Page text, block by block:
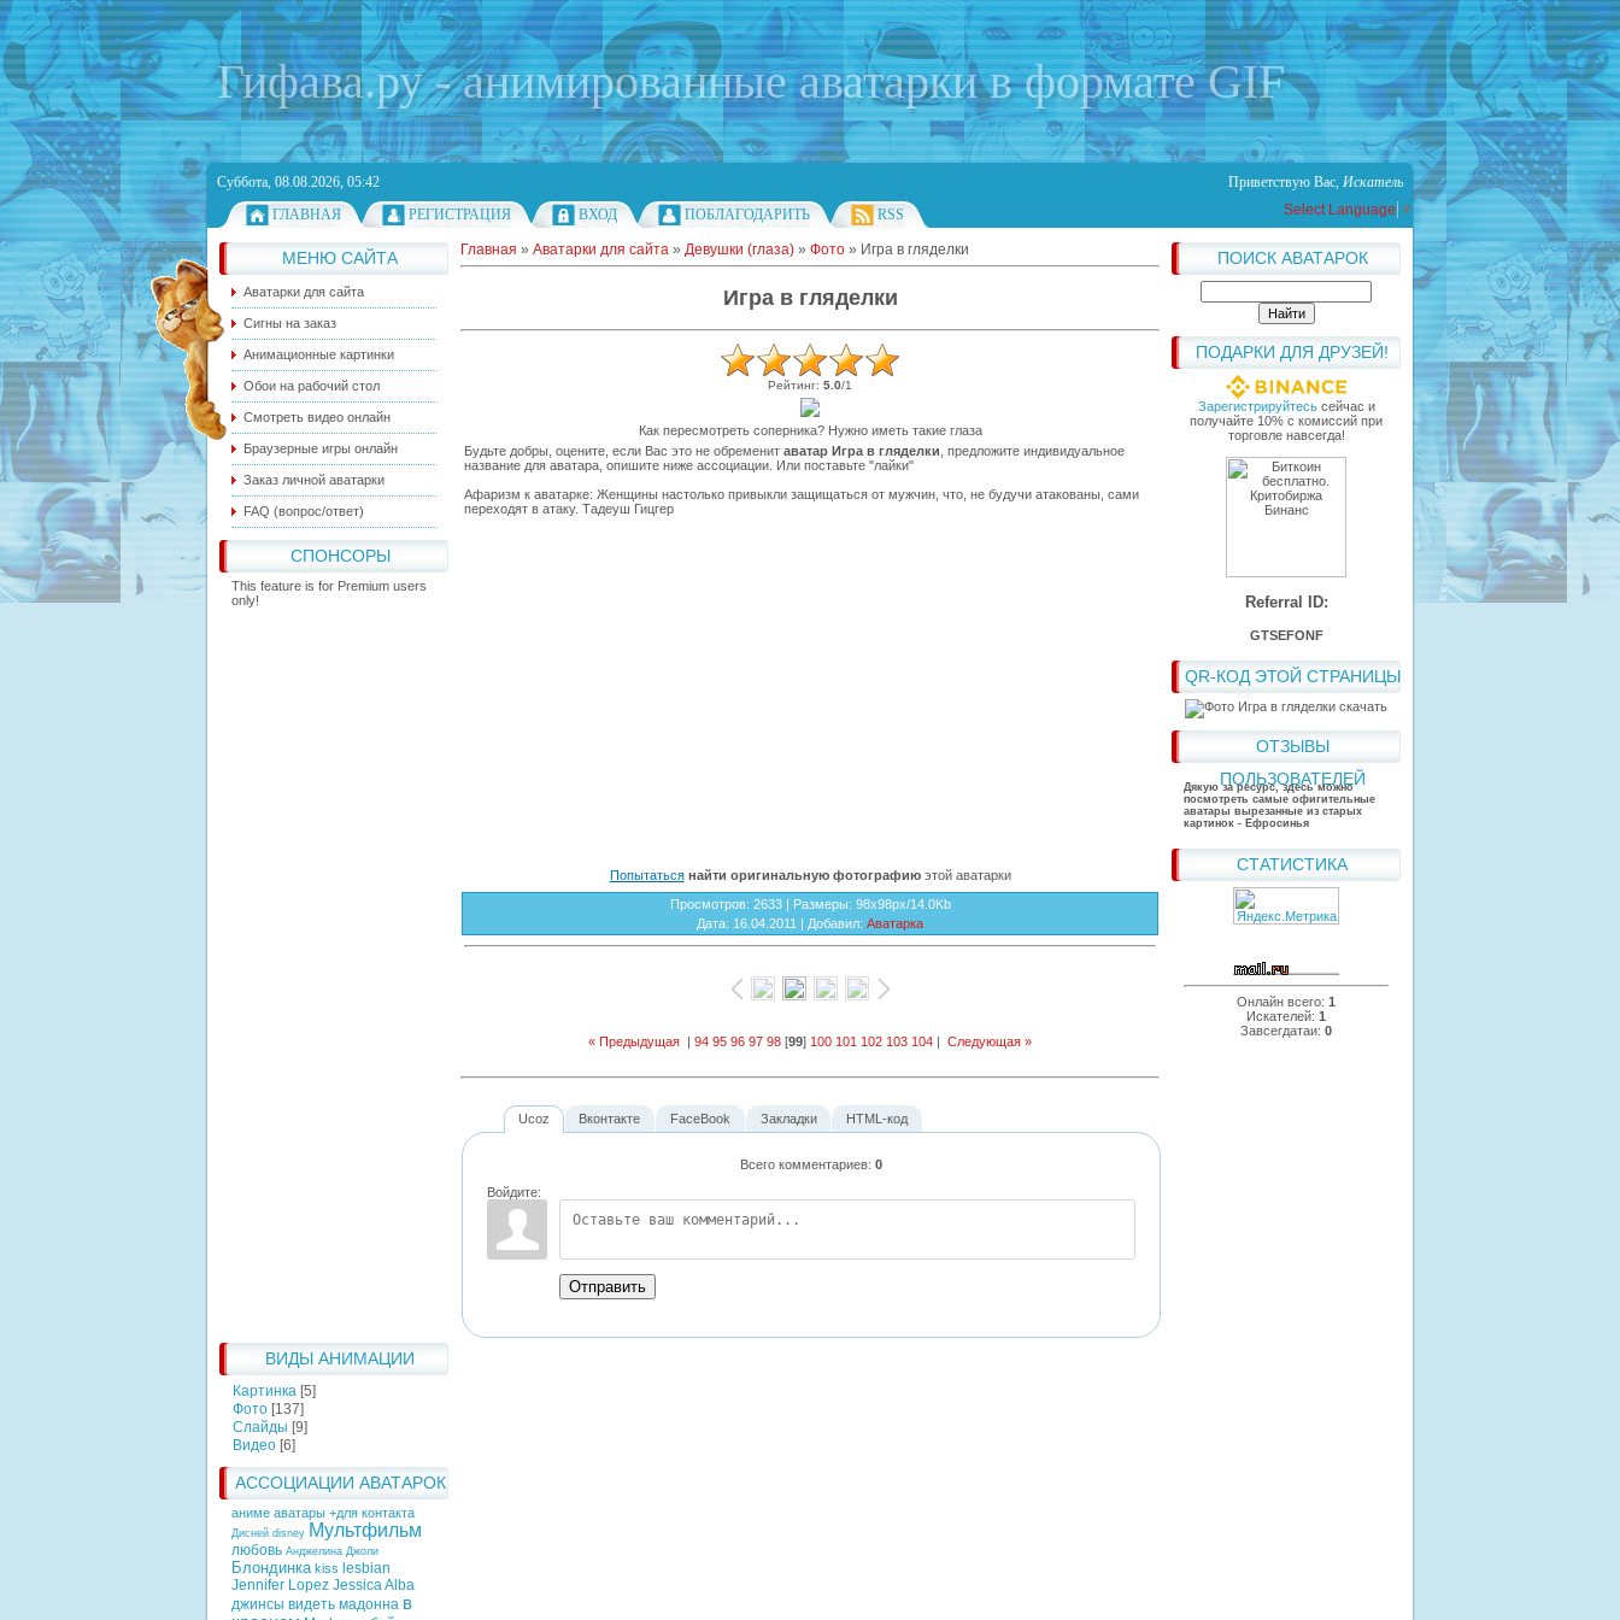
Гифава.ру - анимированные аватарки в формате GIF
Суббота, 08.08.2026, 05:42 Приветствую Вас, Искатель
ГЛАВНАЯ
РЕГИСТРАЦИЯ ВХОД ПОБЛАГОДАРИТЬ RSS Select Language ▼
МЕНЮ САЙТА
Аватарки для сайта
Сигны на заказ
Анимационные картинки
Обои на рабочий стол
Смотреть видео онлайн
Браузерные игры онлайн
Заказ личной аватарки
FAQ (вопрос/ответ)
СПОНСОРЫ
This feature is for Premium users
only!
ВИДЫ АНИМАЦИИ
Картинка [5]
Фото [137]
Слайды [9]
Видео [6]
АССОЦИАЦИИ АВАТАРОК
аниме аватары +для контакта
Дисней disney Мультфильм
любовь Анджелина Джоли
Блондинка kiss lesbian
Jennifer Lopez Jessica Alba
джинсы видеть мадонна в
ПОИСК АВАТАРОК
ПОДАРКИ ДЛЯ ДРУЗЕЙ!
Зарегистрируйтесьсейчас и
получайте 10% с комиссий при
торговле навсегда!
Referral ID:
GTSEFONF
QR-КОД ЭТОЙ СТРАНИЦЫ
ОТЗЫВЫ
ПОЛЬЗОВАТЕЛЕЙ
Дякую за ресурс, здесь можно
посмотреть самые офигительные
аватары вырезанные из старых
картинок - Ефросинья
СТАТИСТИКА
Онлайн всего: 1
Искателей: 1
Завсегдатаи: 0
Главная » Аватарки для сайта » Девушки (глаза) » Фото » Игра в гляделки
Игра в гляделки
Рейтинг: 5.0/1
Как пересмотреть соперника? Нужно иметь такие глаза
Будьте добры, оцените, если Вас это не обременит аватар Игра в гляделки , предложите индивидуальное
название для аватара, опишите ниже ассоциации. Или поставьте "лайки"
Афаризм к аватарке: Женщины настолько привыкли защищаться от мужчин, что, не будучи атакованы, сами
переходят в атаку. Тадеуш Гицгер
Попытаться найти оригинальную фотографиюэтой аватарки
Просмотров: 2633 | Размеры: 98x98px/14.0Kb
Дата: 16.04.2011 | Добавил: Аватарка
« Предыдущая | 94 95 96 97 98 [99] 100 101 102 103 104 | Следующая »
Ucoz
Всего комментариев: 0
Войдите:
Отправить
Вконтакте FaceBook Закладки HTML-код